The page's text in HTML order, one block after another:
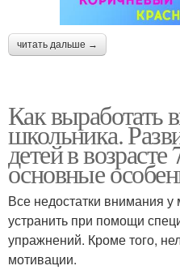
читать дальше →
Как выработать
школьника.
детей в возрасте
основные
Все недостатки внимания
устранить при помощи
упражнений. Кроме того,
мотивации.